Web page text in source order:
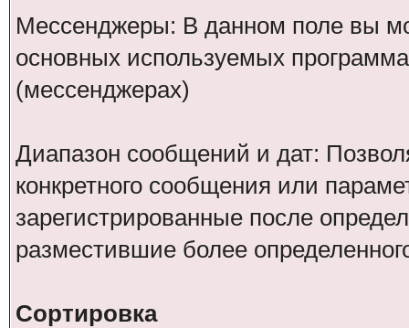
Мессенджеры: В данном поле вы
основных используемых
(мессенджерах)
Диапазон сообщений и дат:
конкретного сообщения или
зарегистрированные после
разместившие более
Сортировка